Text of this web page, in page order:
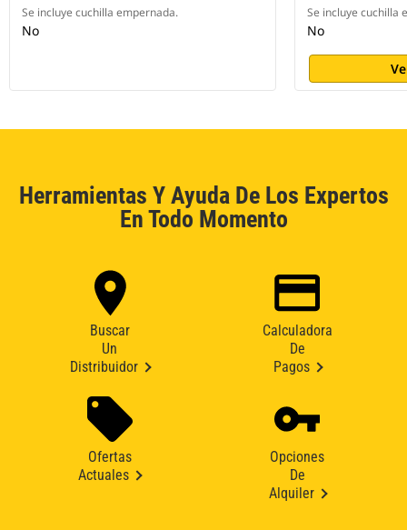
Se incluye cuchilla empernada.
No
Se incluye cuchilla
No
Herramientas Y Ayuda De Los Expertos
En Todo Momento
Buscar
Un
Distribuidor
Calculadora
De
Pagos
Ofertas
Actuales
Opciones
De
Alquiler